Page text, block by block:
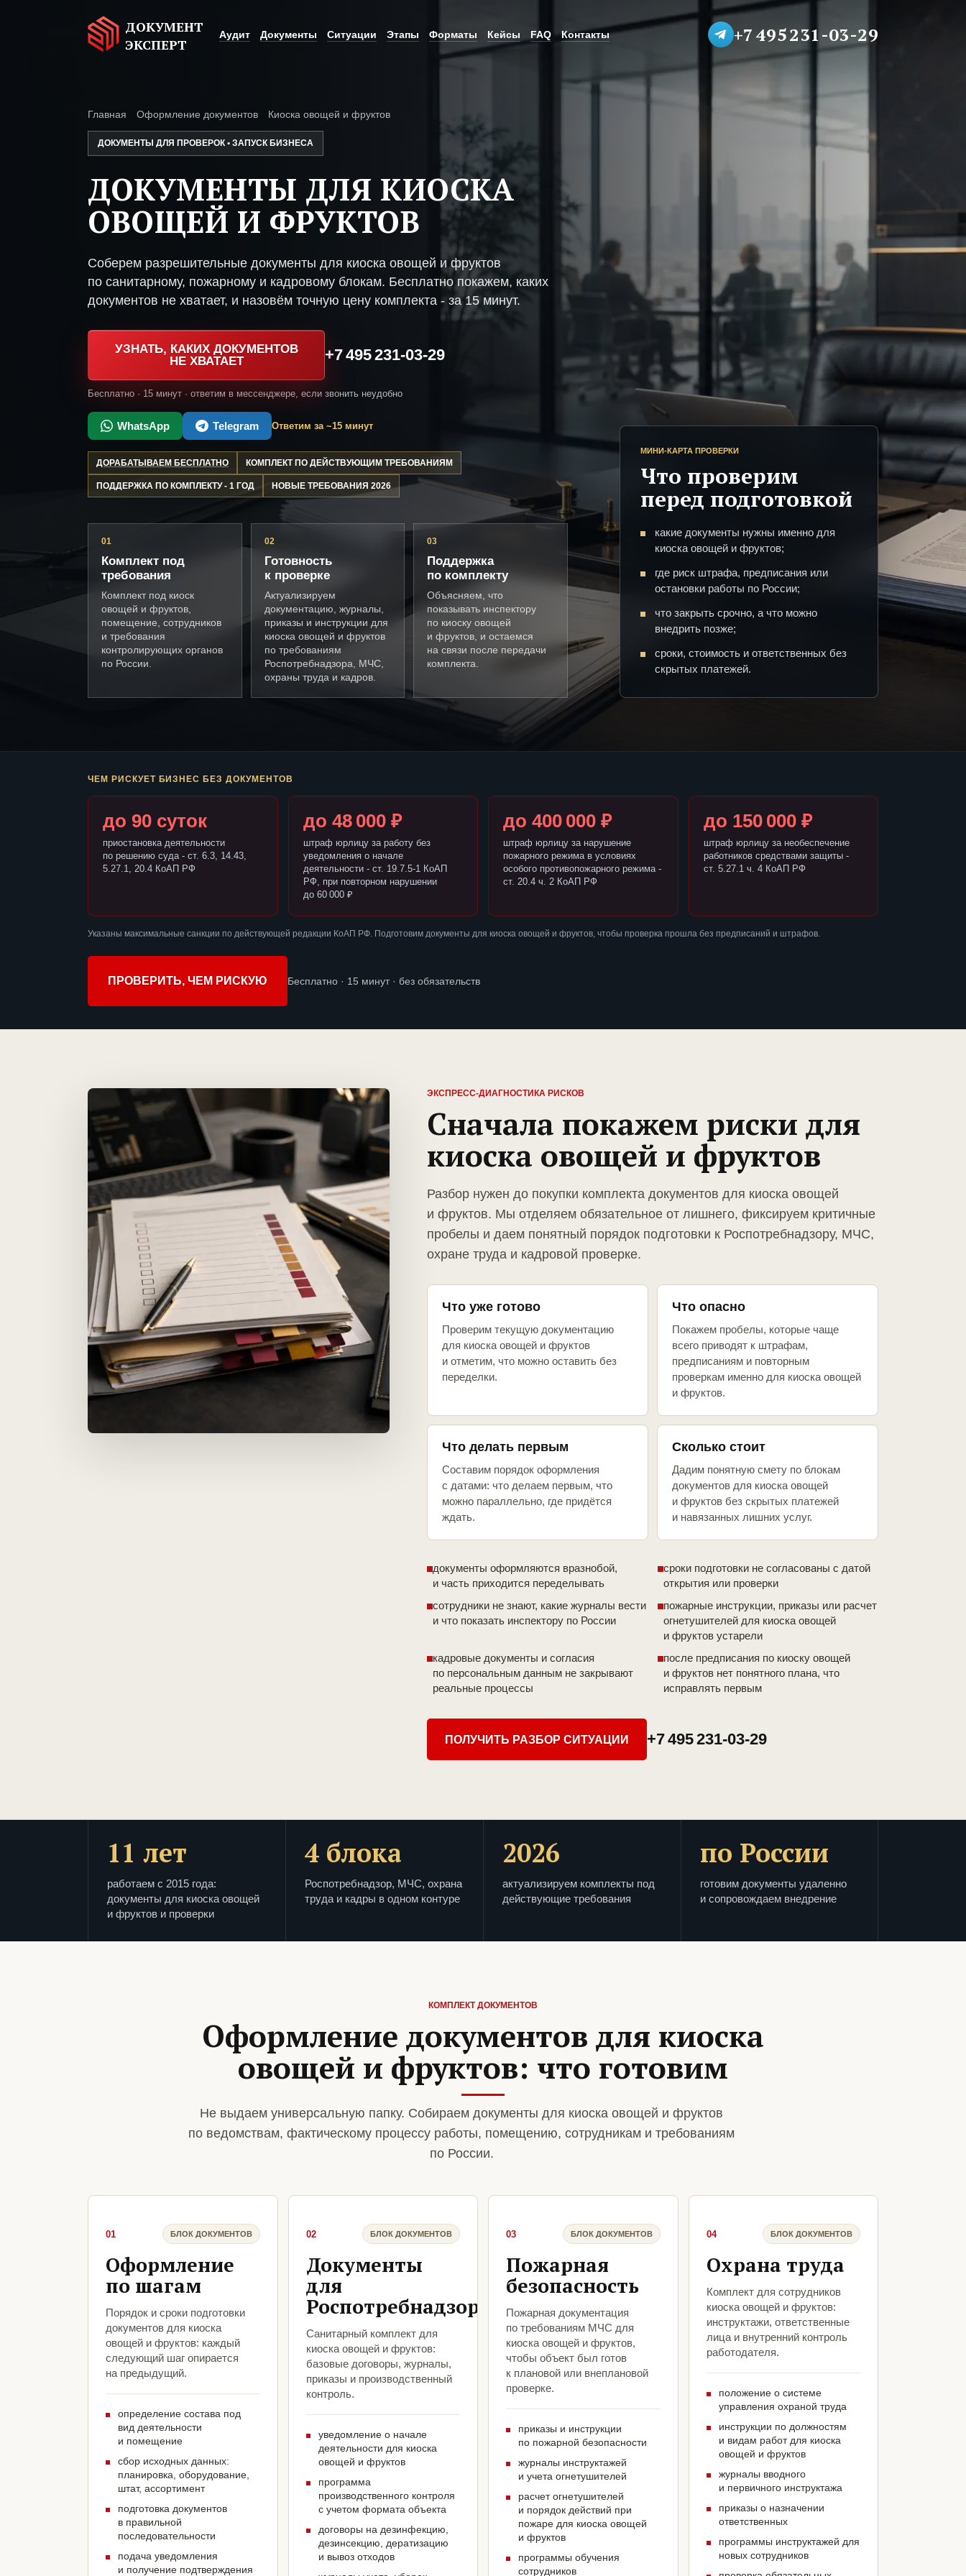
ДОКУМЕНТ
ЭКСПЕРТ
Аудит Документы Ситуации Этапы Форматы Кейсы FAQ Контакты +7 495 231-03-29
Главная Оформление документов Киоска овощей и фруктов
ДОКУМЕНТЫ ДЛЯ ПРОВЕРОК • ЗАПУСК БИЗНЕСА
ДОКУМЕНТЫ ДЛЯ КИОСКА
ОВОЩЕЙ И ФРУКТОВ
Соберем разрешительные документы для киоска овощей и фруктов
по санитарному, пожарному и кадровому блокам. Бесплатно покажем, каких
документов не хватает, и назовём точную цену комплекта - за 15 минут.
УЗНАТЬ, КАКИХ ДОКУМЕНТОВ
НЕ ХВАТАЕТ
+7 495 231-03-29
Бесплатно · 15 минут · ответим в мессенджере, если звонить неудобно
WhatsApp Telegram Ответим за ~15 минут
ДОРАБАТЫВАЕМ БЕСПЛАТНО КОМПЛЕКТ ПО ДЕЙСТВУЮЩИМ ТРЕБОВАНИЯМ
ПОДДЕРЖКА ПО КОМПЛЕКТУ - 1 ГОД НОВЫЕ ТРЕБОВАНИЯ 2026
01
Комплект под
требования
Комплект под киоск
овощей и фруктов,
помещение, сотрудников
и требования
контролирующих органов
по России.
02
Готовность
к проверке
Актуализируем
документацию, журналы,
приказы и инструкции для
киоска овощей и фруктов
по требованиям
Роспотребнадзора, МЧС,
охраны труда и кадров.
03
Поддержка
по комплекту
Объясняем, что
показывать инспектору
по киоску овощей
и фруктов, и остаемся
на связи после передачи
комплекта.
МИНИ-КАРТА ПРОВЕРКИ
Что проверим
перед подготовкой
какие документы нужны именно для
киоска овощей и фруктов;
где риск штрафа, предписания или
остановки работы по России;
что закрыть срочно, а что можно
внедрить позже;
сроки, стоимость и ответственных без
скрытых платежей.
ЧЕМ РИСКУЕТ БИЗНЕС БЕЗ ДОКУМЕНТОВ
до 90 суток
приостановка деятельности
по решению суда - ст. 6.3, 14.43,
5.27.1, 20.4 КоАП РФ
до 48 000 ₽
штраф юрлицу за работу без
уведомления о начале
деятельности - ст. 19.7.5-1 КоАП
РФ, при повторном нарушении
до 60 000 ₽
до 400 000 ₽
штраф юрлицу за нарушение
пожарного режима в условиях
особого противопожарного режима -
ст. 20.4 ч. 2 КоАП РФ
до 150 000 ₽
штраф юрлицу за необеспечение
работников средствами защиты -
ст. 5.27.1 ч. 4 КоАП РФ
Указаны максимальные санкции по действующей редакции КоАП РФ. Подготовим документы для киоска овощей и фруктов, чтобы проверка прошла без предписаний и штрафов.
ПРОВЕРИТЬ, ЧЕМ РИСКУЮ Бесплатно · 15 минут · без обязательств
ЭКСПРЕСС-ДИАГНОСТИКА РИСКОВ
Сначала покажем риски для
киоска овощей и фруктов
Разбор нужен до покупки комплекта документов для киоска овощей
и фруктов. Мы отделяем обязательное от лишнего, фиксируем критичные
пробелы и даем понятный порядок подготовки к Роспотребнадзору, МЧС,
охране труда и кадровой проверке.
Что уже готово
Проверим текущую документацию
для киоска овощей и фруктов
и отметим, что можно оставить без
переделки.
Что опасно
Покажем пробелы, которые чаще
всего приводят к штрафам,
предписаниям и повторным
проверкам именно для киоска овощей
и фруктов.
Что делать первым
Составим порядок оформления
с датами: что делаем первым, что
можно параллельно, где придётся
ждать.
Сколько стоит
Дадим понятную смету по блокам
документов для киоска овощей
и фруктов без скрытых платежей
и навязанных лишних услуг.
документы оформляются вразнобой,
и часть приходится переделывать
сроки подготовки не согласованы с датой
открытия или проверки
сотрудники не знают, какие журналы вести
и что показать инспектору по России
пожарные инструкции, приказы или расчет
огнетушителей для киоска овощей
и фруктов устарели
кадровые документы и согласия
по персональным данным не закрывают
реальные процессы
после предписания по киоску овощей
и фруктов нет понятного плана, что
исправлять первым
ПОЛУЧИТЬ РАЗБОР СИТУАЦИИ +7 495 231-03-29
11 лет
работаем с 2015 года:
документы для киоска овощей
и фруктов и проверки
4 блока
Роспотребнадзор, МЧС, охрана
труда и кадры в одном контуре
2026
актуализируем комплекты под
действующие требования
по России
готовим документы удаленно
и сопровождаем внедрение
КОМПЛЕКТ ДОКУМЕНТОВ
Оформление документов для киоска
овощей и фруктов: что готовим
Не выдаем универсальную папку. Собираем документы для киоска овощей и фруктов
по ведомствам, фактическому процессу работы, помещению, сотрудникам и требованиям
по России.
01 БЛОК ДОКУМЕНТОВ
Оформление
по шагам
Порядок и сроки подготовки
документов для киоска
овощей и фруктов: каждый
следующий шаг опирается
на предыдущий.
определение состава под
вид деятельности
и помещение
сбор исходных данных:
планировка, оборудование,
штат, ассортимент
подготовка документов
в правильной
последовательности
подача уведомления
и получение подтверждения
02 БЛОК ДОКУМЕНТОВ
Документы
для
Роспотребнадзора
Санитарный комплект для
киоска овощей и фруктов:
базовые договоры, журналы,
приказы и производственный
контроль.
уведомление о начале
деятельности для киоска
овощей и фруктов
программа
производственного контроля
с учетом формата объекта
договоры на дезинфекцию,
дезинсекцию, дератизацию
и вывоз отходов
03 БЛОК ДОКУМЕНТОВ
Пожарная
безопасность
Пожарная документация
по требованиям МЧС для
киоска овощей и фруктов,
чтобы объект был готов
к плановой или внеплановой
проверке.
приказы и инструкции
по пожарной безопасности
журналы инструктажей
и учета огнетушителей
расчет огнетушителей
и порядок действий при
пожаре для киоска овощей
и фруктов
программы обучения
сотрудников
04 БЛОК ДОКУМЕНТОВ
Охрана труда
Комплект для сотрудников
киоска овощей и фруктов:
инструктажи, ответственные
лица и внутренний контроль
работодателя.
положение о системе
управления охраной труда
инструкции по должностям
и видам работ для киоска
овощей и фруктов
журналы вводного
и первичного инструктажа
приказы о назначении
ответственных
программы инструктажей для
новых сотрудников